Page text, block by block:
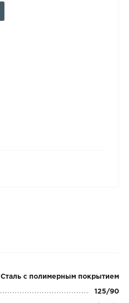
Сталь с полимерным покрытием
125/90